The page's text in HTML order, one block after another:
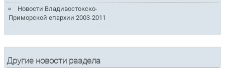
Новости Владивостокско-
Приморской епархии 2003-2011
Другие новости раздела